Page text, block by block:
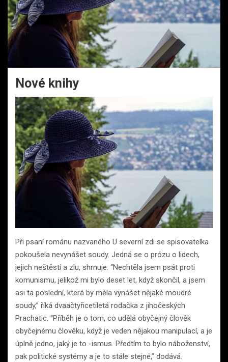
Nové knihy
Při psaní románu nazvaného U severní zdi se spisovatelka
pokoušela nevynášet soudy. Jedná se o prózu o lidech,
jejich neštěstí a zlu, shrnuje. “Nechtěla jsem psát proti
komunismu, jelikož mi bylo deset let, když skončil, a jsem
asi ta poslední, která by měla vynášet nějaké moudré
soudy,” říká dvaačtyřicetiletá rodačka z jihočeských
Prachatic. “Příběh je o tom, co udělá obyčejný člověk
obyčejnému člověku, když je veden nějakou manipulací, a je
úplně jedno, jaký je to -ismus. Předtím to bylo náboženství,
pak politické systémy a je to stále stejné,” dodává.